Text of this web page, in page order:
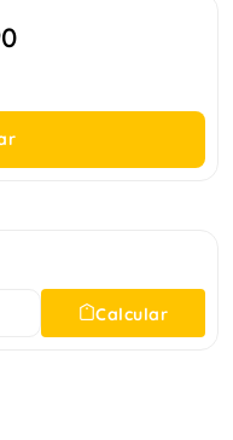
base e revestida em
Entretenimento
Calcular